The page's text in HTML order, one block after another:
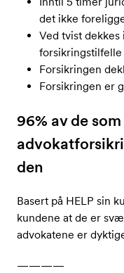
det ikke
Ved tvist
forsikringstilfelle
Forsikringen
Forsikringen er
96% av de
den
Basert på HELP sin
kundene at de er
advokatene er
————